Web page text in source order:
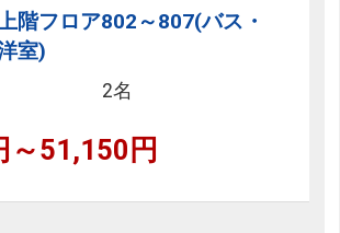
階フロア802～807(バス・
室)
2名
～51,150円